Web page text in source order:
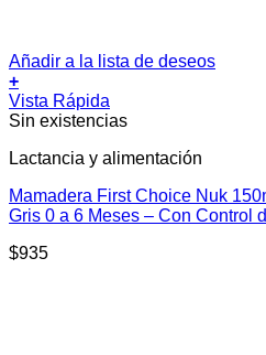
Añadir a la lista de deseos
+
Vista Rápida
Sin existencias
Lactancia y alimentación
Mamadera First Choice Nuk
Gris 0 a 6 Meses – Con Control
$935